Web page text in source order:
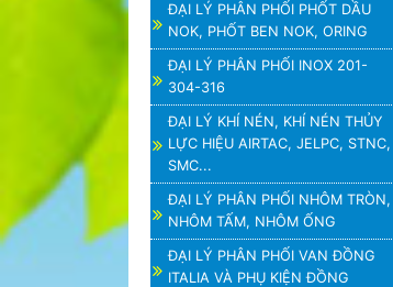
ĐẠI LÝ PHÂN PHỐI PHỐT DẦU
NOK, PHỐT BEN NOK, ORING
ĐẠI LÝ PHÂN PHỐI INOX 201-
304-316
ĐẠI LÝ KHÍ NÉN, KHÍ NÉN THỦY
LỰC HIỆU AIRTAC, JELPC, STNC,
SMC...
ĐẠI LÝ PHÂN PHỐI NHÔM TRÒN,
NHÔM TẤM, NHÔM ỐNG
ĐẠI LÝ PHÂN PHỐI VAN ĐỒNG
ITALIA VÀ PHỤ KIỆN ĐỒNG